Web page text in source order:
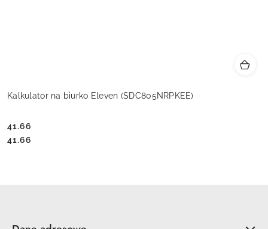
Kalkulator na biurko Eleven (SDC805NRPKEE)
Cena:
41.66
Cena:
41.66